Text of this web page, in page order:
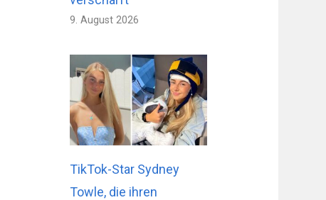
9. August 2026
TikTok-Star Sydney
Towle, die ihren